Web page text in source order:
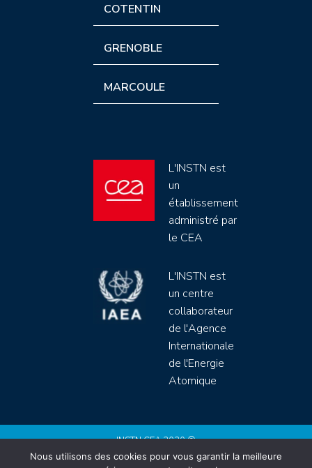
COTENTIN
GRENOBLE
MARCOULE
L'INSTN est
un
établissement
administré par
le CEA
L'INSTN est
un centre
collaborateur
de l'Agence
Internationale
de l'Energie
Atomique
INSTN CEA 2020 ©
Politique de protection de données (rgpd)
Nous utilisons des cookies pour vous garantir la meilleure